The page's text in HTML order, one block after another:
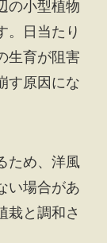
の小型植物
。日当たり
生育が阻害
す原因にな
ため、洋風
い場合があ
栽と調和さ